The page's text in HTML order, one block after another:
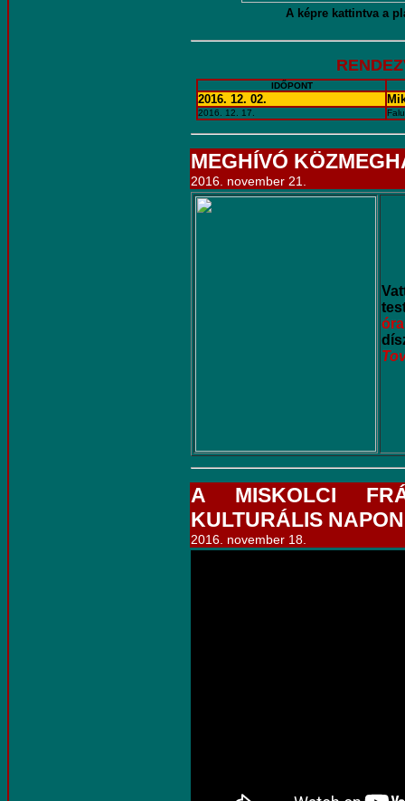
A képre kattintva a
IDŐPONT
2016. 12. 02.
2016. 12. 17.
MEGHÍVÓ
2016. november 21.
A MISKOLCI
KULTURÁLIS
2016. november 18.